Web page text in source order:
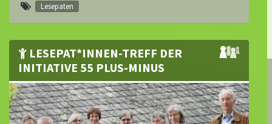
Lesepaten
LESEPAT*INNEN-TREFF DER
INITIATIVE 55 PLUS-MINUS